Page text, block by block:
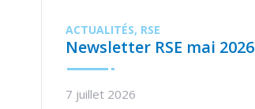
ACTUALITÉS RSE
Newsletter RSE mai 2026
7 juillet 2026